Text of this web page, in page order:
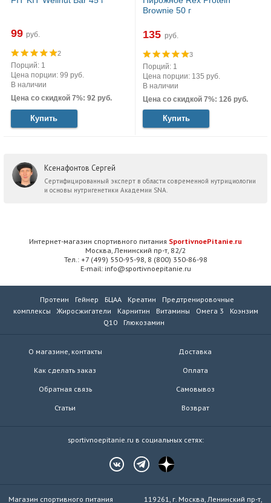
99 руб.
2
Порций: 1
Цена порции: 99 руб.
В наличии
Цена со скидкой 7%: 92 руб.
Купить
Brownie 50 г
135 руб.
3
Порций: 1
Цена порции: 135 руб.
В наличии
Цена со скидкой 7%: 126 руб.
Купить
Ксенафонтов Сергей
Сертифицированный эксперт в области современной нутрициологии
и основы нутригенетики Академии SNA.
Интернет-магазин спортивного питания SportivnoePitanie.ru
Москва, Ленинский пр-т, 82/2
Тел.: +7 (499) 550-95-98, 8 (800) 350-86-98
E-mail: info@sportivnoepitanie.ru
Протеин Гейнер БЦАА Креатин
Предтренировочные
комплексы
Жиросжигатели Карнитин Витамины Омега 3
Коэнзим
Q10
Глюкозамин
О магазине, контакты
Как сделать заказ
Обратная связь
Статьи
Доставка
Оплата
Самовывоз
Возврат
sportivnoepitanie.ru в социальных сетях:
Магазин спортивного питания 119261, г. Москва, Ленинский пр-т,